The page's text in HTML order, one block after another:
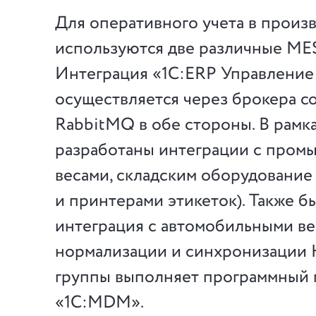
Для оперативного учета в
используются две различные
Интеграция «1С:ERP
осуществляется через брокера
RabbitMQ в обе стороны. В
разработаны интеграции с
весами, складским
и принтерами этикеток). Также
интеграция с автомобильными
нормализации и
группы выполняет программный
«1С:MDM».